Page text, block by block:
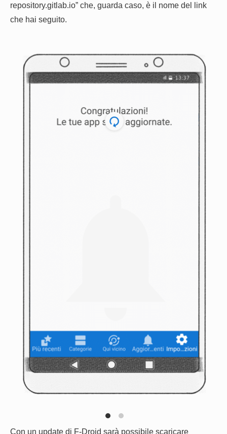
repository.gitlab.io” che, guarda caso, è il nome del link
che hai seguito.
Con un update di F-Droid sarà possibile scaricare